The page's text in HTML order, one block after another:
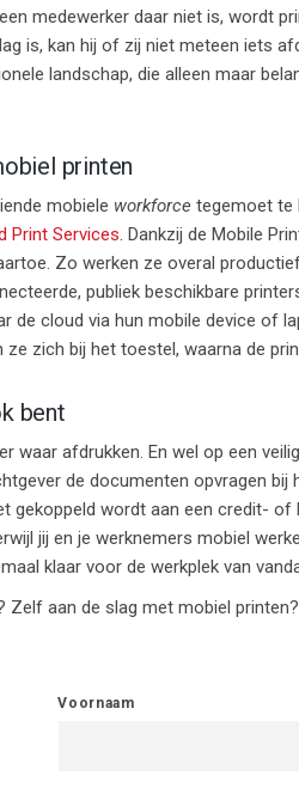
medewerker daar niet is, wordt
is, kan hij of zij niet meteen iets
landschap, die alleen maar
printen
mobiele workforce tegemoet te
Print Services. Dankzij de Mobile
Zo werken ze overal
publiek beschikbare
de cloud via hun mobile device of
ze zich bij het toestel, waarna de
bent
waar afdrukken. En wel op een
de documenten opvragen
gekoppeld wordt aan een credit-
jij en je werknemers mobiel
klaar voor de werkplek van
Zelf aan de slag met mobiel
Voornaam